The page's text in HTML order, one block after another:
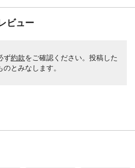
ビュー
ず約款をご確認ください。投稿した
とみなします。